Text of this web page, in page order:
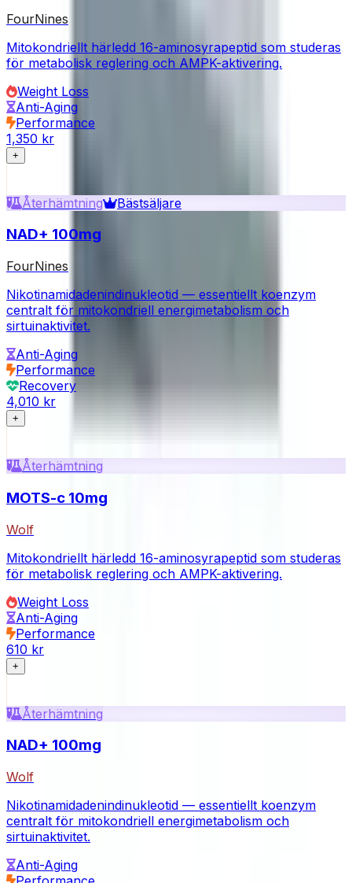
FourNines
Mitokondriellt härledd 16-aminosyrapeptid som studeras
för metabolisk reglering och AMPK-aktivering.
Weight Loss
Anti-Aging
Performance
1,350 kr
+
Återhämtning Bästsäljare
NAD+ 100mg
FourNines
Nikotinamidadenindinukleotid — essentiellt koenzym
centralt för mitokondriell energimetabolism och
sirtuinaktivitet.
Anti-Aging
Performance
Recovery
4,010 kr
+
Återhämtning
MOTS-c 10mg
Wolf
Mitokondriellt härledd 16-aminosyrapeptid som studeras
för metabolisk reglering och AMPK-aktivering.
Weight Loss
Anti-Aging
Performance
610 kr
+
Återhämtning
NAD+ 100mg
Wolf
Nikotinamidadenindinukleotid — essentiellt koenzym
centralt för mitokondriell energimetabolism och
sirtuinaktivitet.
Anti-Aging